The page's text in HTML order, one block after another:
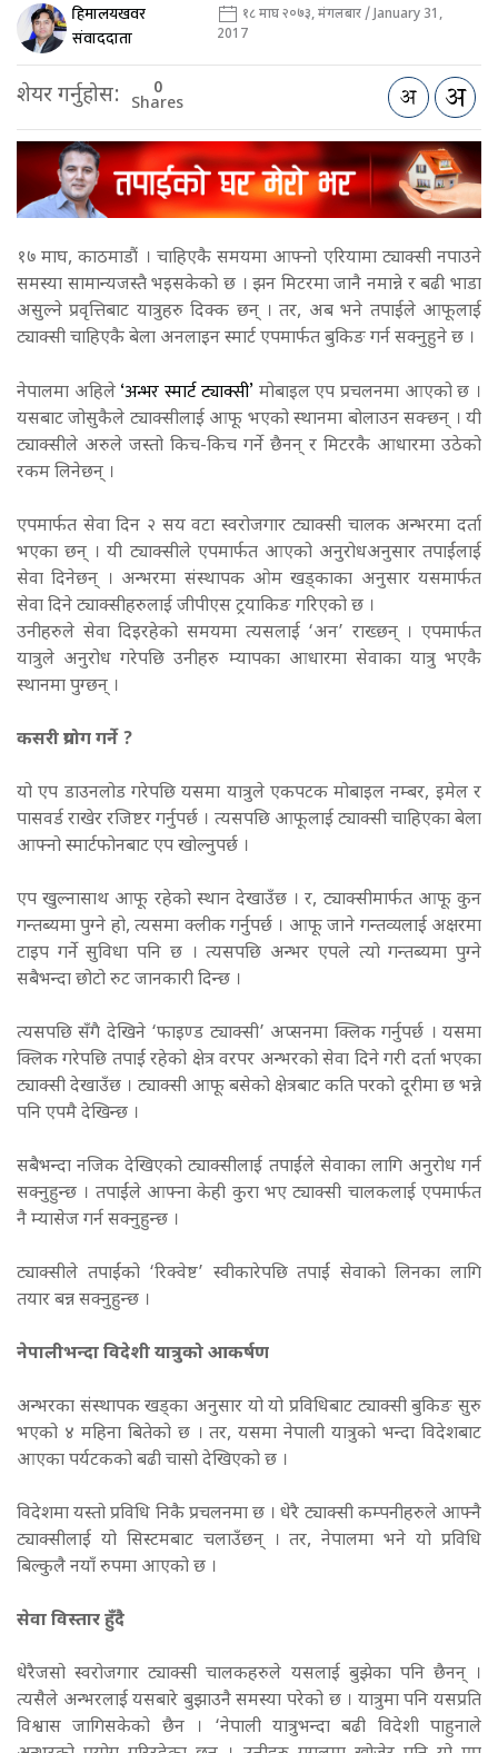
हिमालयखवर
संवाददाता
१८ माघ २०७३, मंगलबार / January 31,
2017
शेयर गर्नुहोस: 0
Shares
१७ माघ, काठमाडौं । चाहिएकै समयमा आफ्नो एरियामा ट्याक्सी नपाउने
समस्या सामान्यजस्तै भइसकेको छ । झन मिटरमा जानै नमान्ने र बढी भाडा
असुल्ने प्रवृत्तिबाट यात्रुहरु दिक्क छन् । तर, अब भने तपाईले आफूलाई
ट्याक्सी चाहिएकै बेला अनलाइन स्मार्ट एपमार्फत बुकिङ गर्न सक्नुहुने छ ।
नेपालमा अहिले ‘अन्भर स्मार्ट ट्याक्सी’मोबाइल एप प्रचलनमा आएको छ ।
यसबाट जोसुकैले ट्याक्सीलाई आफू भएको स्थानमा बोलाउन सक्छन् । यी
ट्याक्सीले अरुले जस्तो किच-किच गर्ने छैनन् र मिटरकै आधारमा उठेको
रकम लिनेछन् ।
एपमार्फत सेवा दिन २ सय वटा स्वरोजगार ट्याक्सी चालक अन्भरमा दर्ता
भएका छन् । यी ट्याक्सीले एपमार्फत आएको अनुरोधअनुसार तपाईंलाई
सेवा दिनेछन् । अन्भरमा संस्थापक ओम खड्काका अनुसार यसमार्फत
सेवा दिने ट्याक्सीहरुलाई जीपीएस ट्रयाकिङ गरिएको छ ।
उनीहरुले सेवा दिइरहेको समयमा त्यसलाई ‘अन’ राख्छन् । एपमार्फत
यात्रुले अनुरोध गरेपछि उनीहरु म्यापका आधारमा सेवाका यात्रु भएकै
स्थानमा पुग्छन् ।
कसरी प्रयोग गर्ने ?
यो एप डाउनलोड गरेपछि यसमा यात्रुले एकपटक मोबाइल नम्बर, इमेल र
पासवर्ड राखेर रजिष्टर गर्नुपर्छ । त्यसपछि आफूलाई ट्याक्सी चाहिएका बेला
आफ्नो स्मार्टफोनबाट एप खोल्नुपर्छ ।
एप खुल्नासाथ आफू रहेको स्थान देखाउँछ । र, ट्याक्सीमार्फत आफू कुन
गन्तब्यमा पुग्ने हो, त्यसमा क्लीक गर्नुपर्छ । आफू जाने गन्तव्यलाई अक्षरमा
टाइप गर्ने सुविधा पनि छ । त्यसपछि अन्भर एपले त्यो गन्तब्यमा पुग्ने
सबैभन्दा छोटो रुट जानकारी दिन्छ ।
त्यसपछि सँगै देखिने ‘फाइण्ड ट्याक्सी’ अप्सनमा क्लिक गर्नुपर्छ । यसमा
क्लिक गरेपछि तपाईं रहेको क्षेत्र वरपर अन्भरको सेवा दिने गरी दर्ता भएका
ट्याक्सी देखाउँछ । ट्याक्सी आफू बसेको क्षेत्रबाट कति परको दूरीमा छ भन्ने
पनि एपमै देखिन्छ ।
सबैभन्दा नजिक देखिएको ट्याक्सीलाई तपाईंले सेवाका लागि अनुरोध गर्न
सक्नुहुन्छ । तपाईंले आफ्ना केही कुरा भए ट्याक्सी चालकलाई एपमार्फत
नै म्यासेज गर्न सक्नुहुन्छ ।
ट्याक्सीले तपाईंको ‘रिक्वेष्ट’ स्वीकारेपछि तपाईं सेवाको लिनका लागि
तयार बन्न सक्नुहुन्छ ।
नेपालीभन्दा विदेशी यात्रुको आकर्षण
अन्भरका संस्थापक खड्का अनुसार यो यो प्रविधिबाट ट्याक्सी बुकिङ सुरु
भएको ४ महिना बितेको छ । तर, यसमा नेपाली यात्रुको भन्दा विदेशबाट
आएका पर्यटकको बढी चासो देखिएको छ ।
विदेशमा यस्तो प्रविधि निकै प्रचलनमा छ । धेरै ट्याक्सी कम्पनीहरुले आफ्नै
ट्याक्सीलाई यो सिस्टमबाट चलाउँछन् । तर, नेपालमा भने यो प्रविधि
बिल्कुलै नयाँ रुपमा आएको छ ।
सेवा विस्तार हुँदै
धेरैजसो स्वरोजगार ट्याक्सी चालकहरुले यसलाई बुझेका पनि छैनन् ।
त्यसैले अन्भरलाई यसबारे बुझाउनै समस्या परेको छ । यात्रुमा पनि यसप्रति
विश्वास जागिसकेको छैन । ‘नेपाली यात्रुभन्दा बढी विदेशी पाहुनाले